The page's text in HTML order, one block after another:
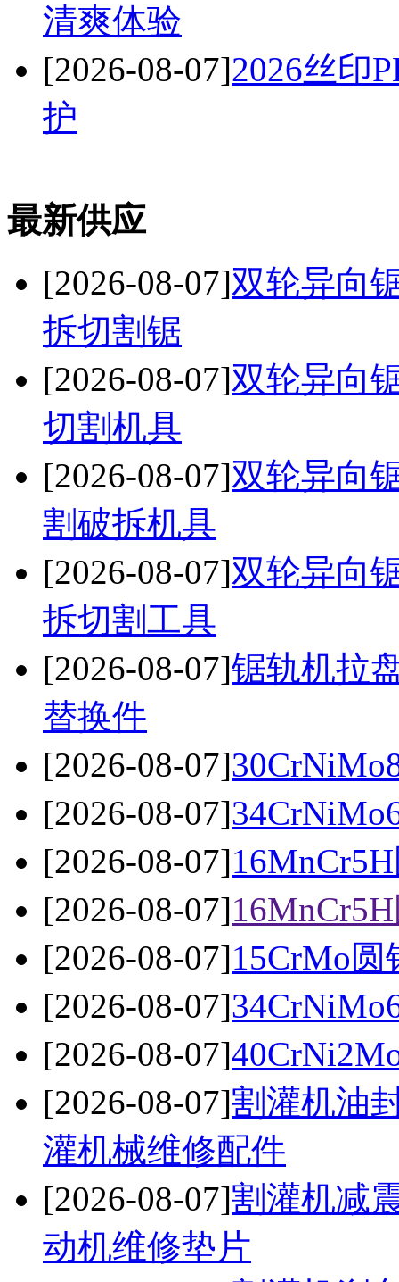
清爽体验
[2026-08-07]2026丝印
护
最新供应
[2026-08-07]双轮异向
拆切割锯
[2026-08-07]双轮异向
切割机具
[2026-08-07]双轮异向
割破拆机具
[2026-08-07]双轮异向
拆切割工具
[2026-08-07]锯轨机拉
替换件
[2026-08-07]
[2026-08-07]
[2026-08-07]
[2026-08-07]
[2026-08-07]15CrMo圆
[2026-08-07]
[2026-08-07]
[2026-08-07]割灌机油
灌机械维修配件
[2026-08-07]割灌机减
动机维修垫片